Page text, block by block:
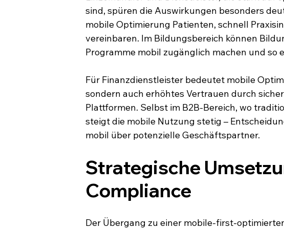
sind, spüren die Auswirkungen besonders
mobile Optimierung Patienten, schnell
vereinbaren. Im Bildungsbereich können
Programme mobil zugänglich machen und so
Für Finanzdienstleister bedeutet mobile
sondern auch erhöhtes Vertrauen durch
Plattformen. Selbst im B2B-Bereich, wo
steigt die mobile Nutzung stetig –
mobil über potenzielle Geschäftspartner.
Strategische
Compliance
Der Übergang zu einer mobile-first-